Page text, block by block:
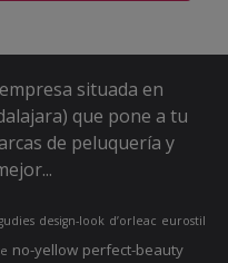
situada en
que pone a tu
de peluquería y
design-look d’orleac eurostil
no-yellow perfect-beauty